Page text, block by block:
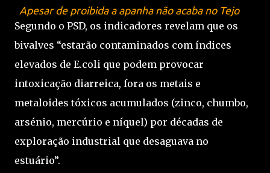
Apesar de proibida a apanha não acaba no Tejo
Segundo o PSD, os indicadores revelam que os
bivalves “estarão contaminados com índices
elevados de E.coli que podem provocar
intoxicação diarreica, fora os metais e
metaloides tóxicos acumulados (zinco, chumbo,
arsénio, mercúrio e níquel) por décadas de
exploração industrial que desaguava no
estuário”.